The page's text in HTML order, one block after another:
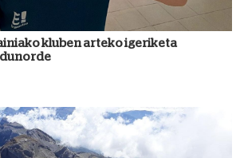
kluben arteko igeriketa